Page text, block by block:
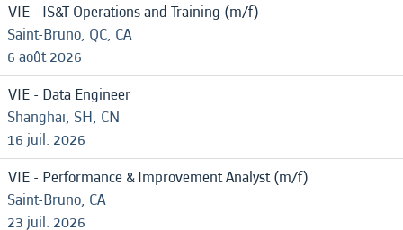
VIE - IS&T Operations and Training (m/f)
Saint-Bruno, QC, CA
6 août 2026
VIE - Data Engineer
Shanghai, SH, CN
16 juil. 2026
VIE - Performance & Improvement Analyst (m/f)
Saint-Bruno, CA
23 juil. 2026